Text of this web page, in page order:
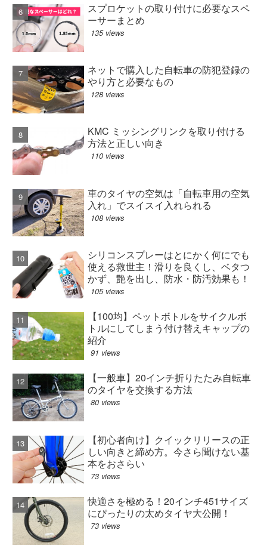
スプロケットの取り付けに必要なスペ
ーサーまとめ
135 views
ネットで購入した自転車の防犯登録の
やり方と必要なもの
128 views
KMC ミッシングリンクを取り付ける
方法と正しい向き
110 views
車のタイヤの空気は「自転車用の空気
入れ」でスイスイ入れられる
108 views
シリコンスプレーはとにかく何にでも
使える救世主！滑りを良くし、ベタつ
かず、艶を出し、防水・防汚効果も！
105 views
【100均】ペットボトルをサイクルボ
トルにしてしまう付け替えキャップの
紹介
91 views
【一般車】20インチ折りたたみ自転車
のタイヤを交換する方法
80 views
【初心者向け】クイックリリースの正
しい向きと締め方。今さら聞けない基
本をおさらい
73 views
快適さを極める！20インチ451サイズ
にぴったりの太めタイヤ大公開！
73 views